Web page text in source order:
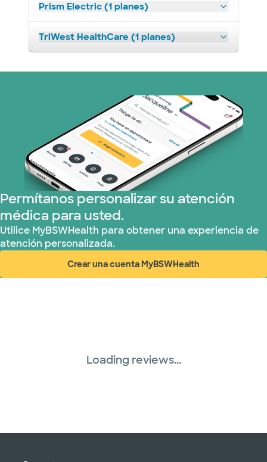
Prism Electric (1 planes)
TriWest HealthCare (1 planes)
Permítanos personalizar su atención
médica para usted.
Utilice MyBSWHealth para obtener una experiencia de
atención personalizada.
Crear una cuenta MyBSWHealth
(abre en ventana nueva)
Loading reviews...